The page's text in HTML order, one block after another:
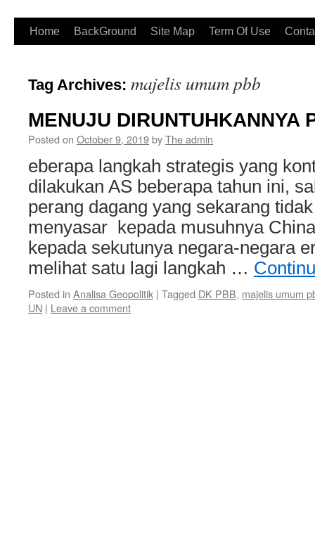
Home BackGround Site Map Term Of Use
Tag Archives: majelis umum pbb
MENUJU DIRUNTUHKANNYA
Posted on October 9, 2019byThe admin
eberapa langkah strategis yang
dilakukan AS beberapa tahun ini,
perang dagang yang sekarang
menyasar kepada musuhnya
kepada sekutunya negara-negara
melihat satu lagi langkah …
Posted in Analisa Geopolitik | Tagged DK PBB, majelis umum
UN | Leave a comment